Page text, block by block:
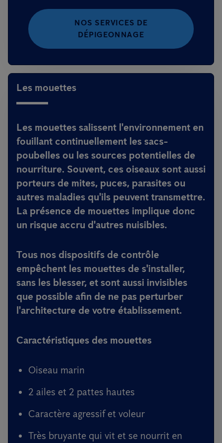
NOS SERVICES DE
DÉPIGEONNAGE
Les mouettes
Les mouettes salissent l'environnement en
fouillant continuellement les sacs-
poubelles ou les sources potentielles de
nourriture. Souvent, ces oiseaux sont aussi
porteurs de mites, puces, parasites ou
autres maladies qu'ils peuvent transmettre.
La présence de mouettes implique donc
un risque accru d'autres nuisibles.
Tous nos dispositifs de contrôle
empêchent les mouettes de s'installer,
sans les blesser, et sont aussi invisibles
que possible afin de ne pas perturber
l'architecture de votre établissement.
Caractéristiques des mouettes
Oiseau marin
2 ailes et 2 pattes hautes
Caractère agressif et voleur
Très bruyante qui vit et se nourrit en